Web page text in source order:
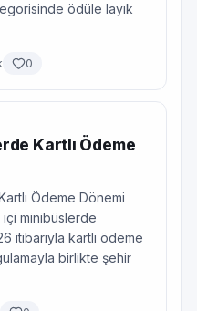
ödüle layık
0
Kartlı Ödeme
Ödeme Dönemi
içi minibüslerde
itibarıyla kartlı ödeme
birlikte şehir